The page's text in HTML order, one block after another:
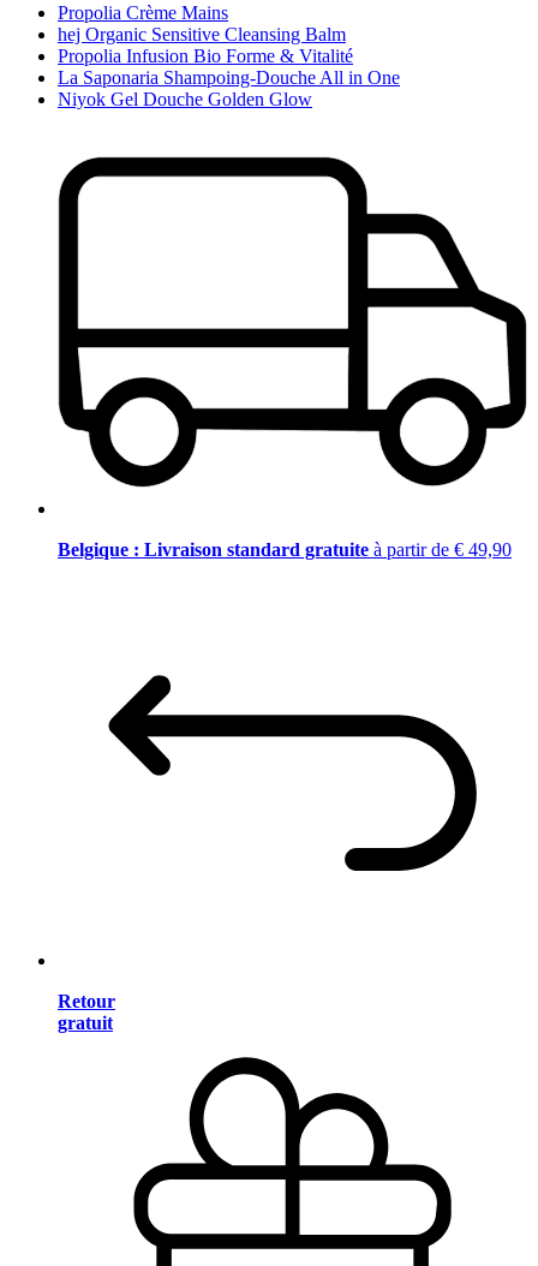
Propolia Crème Mains
hej Organic Sensitive Cleansing Balm
Propolia Infusion Bio Forme & Vitalité
La Saponaria Shampoing-Douche All in One
Niyok Gel Douche Golden Glow
Belgique : Livraison standard gratuite à partir de € 49,90
Retour
gratuit